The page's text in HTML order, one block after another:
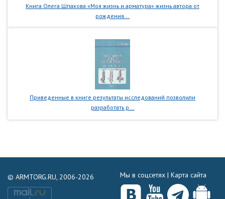
Книга Олега Шпакова «Моя жизнь и арматура» жизнь автора от
рождения...
Приведенные в книге результаты исследований позволили
разработать р...
© ARMTORG.RU, 2006-2026 Мы в соцсетях | Карта сайта